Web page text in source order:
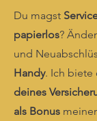
Du magst
papierlos?
und
Handy. Ich biete
deines
als Bonus